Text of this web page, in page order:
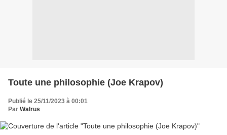
Toute une philosophie (Joe Krapov)
Publié le 25/11/2023 à 00:01
Par Walrus